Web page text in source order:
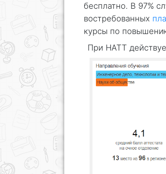
бесплатно. В 97%
востребованных
курсы по
При НАТТ